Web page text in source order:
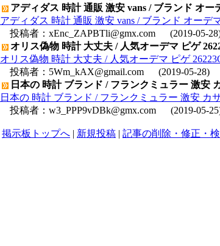
アディダス 時計 通販 激安 vans / ブランド オ
アディダス 時計 通販 激安 vans / ブランド オーデ
投稿者： xEnc_ZAPBTli@gmx.com (2019-05-
オリス偽物 時計 大丈夫 / 人気オーデマ ピゲ
オリス偽物 時計 大丈夫 / 人気オーデマ ピゲ
投稿者： 5Wm_kAX@gmail.com (2019-05-28)
日本の 時計 ブランド / フランクミュラー 激安
日本の 時計 ブランド / フランクミュラー 激安 カ
投稿者： w3_PPP9vDBk@gmx.com (2019-05-
掲示板トップへ | 新規投稿 | 記事の削除・修正・